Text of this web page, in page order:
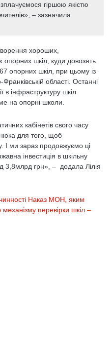
гіршою якістю
– зазначила
хороших,
опорних шкіл, куди довозять
опорних шкіл, при цьому із
області. Останні
в інфраструктуру шкіл
на опорні школи.
кабінетів свого часу
для того, щоб
І ми зараз продовжуємо ці
інвестиція в шкільну
3,8млрд грн», – додала Лілія
Наказ МОН, яким
перевірки шкіл –